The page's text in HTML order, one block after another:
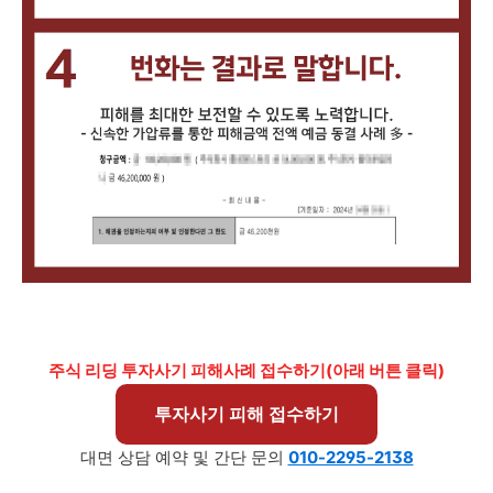
주식 리딩 투자사기 피해사례 접수하기(아래 버튼 클릭)
투자사기 피해 접수하기
대면 상담 예약 및 간단 문의 010-2295-2138